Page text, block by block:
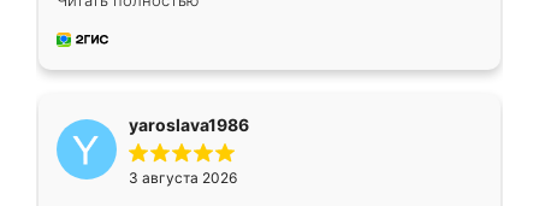
довольны работой. Спасибо Ренессанс
мебель за качественную работу!
yaroslava1986
3 августа 2026